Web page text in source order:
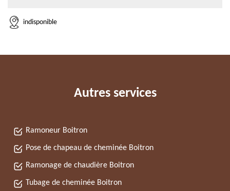
indisponible
Autres services
Ramoneur Boitron
Pose de chapeau de cheminée Boitron
Ramonage de chaudière Boitron
Tubage de cheminée Boitron